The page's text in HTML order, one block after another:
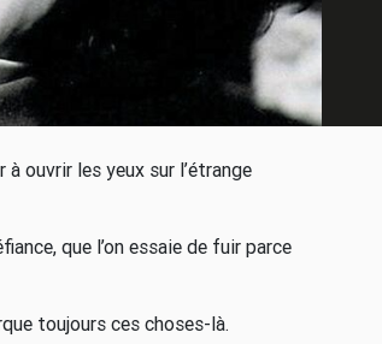
ouvrir les yeux sur l’étrange
que l’on essaie de fuir parce
toujours ces choses-là.